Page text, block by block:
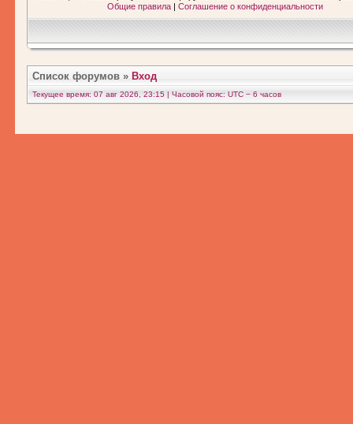
Общие правила| Соглашение о конфиденциальности
Список форумов » Вход
Текущее время: 07 авг 2026, 23:15 | Часовой пояс: UTC − 6 часов